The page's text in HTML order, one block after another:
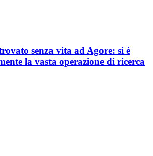
senza vita ad Agore: si è
la vasta operazione di ricerca